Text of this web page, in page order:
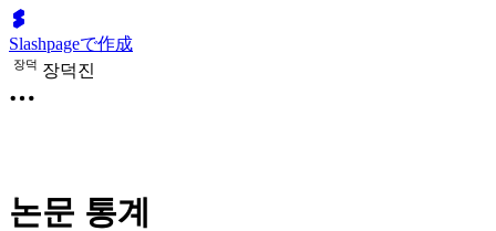
Slashpageで作成
장덕 장덕진
논문 통계